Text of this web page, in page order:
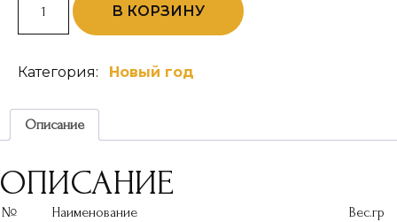
товара
В КОРЗИНУ
Категория: Новый год
Описание
ОПИСАНИЕ
№ Наименование
Вес.гр